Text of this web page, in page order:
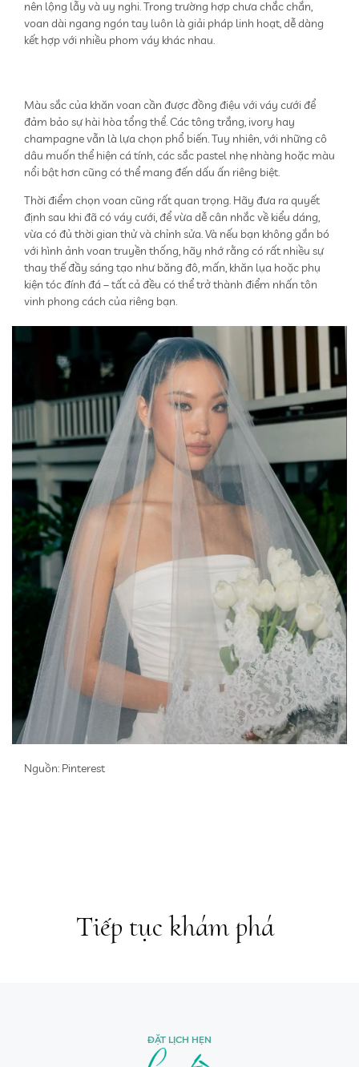
nên lộng lẫy và uy nghi. Trong trường hợp chưa chắc chắn,
voan dài ngang ngón tay luôn là giải pháp linh hoạt, dễ dàng
kết hợp với nhiều phom váy khác nhau.
Màu sắc của khăn voan cần được đồng điệu với váy cưới để
đảm bảo sự hài hòa tổng thể. Các tông trắng, ivory hay
champagne vẫn là lựa chọn phổ biến. Tuy nhiên, với những cô
dâu muốn thể hiện cá tính, các sắc pastel nhẹ nhàng hoặc màu
nổi bật hơn cũng có thể mang đến dấu ấn riêng biệt.
Thời điểm chọn voan cũng rất quan trọng. Hãy đưa ra quyết
định sau khi đã có váy cưới, để vừa dễ cân nhắc về kiểu dáng,
vừa có đủ thời gian thử và chỉnh sửa. Và nếu bạn không gắn bó
với hình ảnh voan truyền thống, hãy nhớ rằng có rất nhiều sự
thay thế đầy sáng tạo như băng đô, mấn, khăn lụa hoặc phụ
kiện tóc đính đá – tất cả đều có thể trở thành điểm nhấn tôn
vinh phong cách của riêng bạn.
Nguồn: Pinterest
Tiếp tục khám phá
ĐẶT LỊCH HẸN